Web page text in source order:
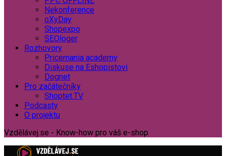
Nekonference
oXyDay
Shopexpo
SEOloger
Rozhovory
Pricemania academy
Diskuse na Eshopistovi
Dognet
Pro začátečníky
Shoptet.TV
Podcasty
O projektu
Vzdělávej.se - Know-how pro váš e-shop